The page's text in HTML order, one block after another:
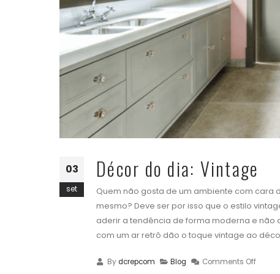
03
set
Décor do dia: Vintage
Quem não gosta de um ambiente com cara
mesmo? Deve ser por isso que o estilo
aderir a tendência de forma moderna e
com um ar retrô dão o toque vintage ao
Bydcrepcom Blog Comments Off